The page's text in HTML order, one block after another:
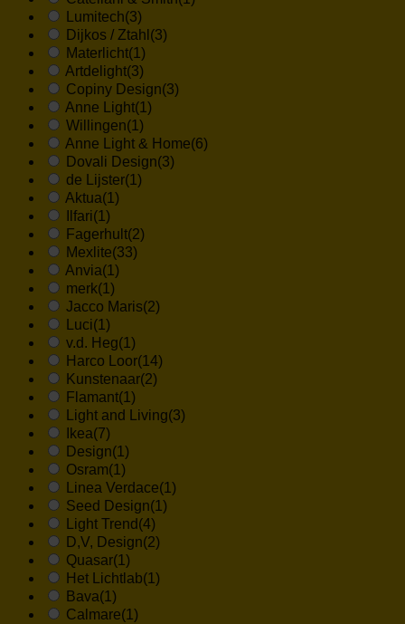
Lumitech(3)
Dijkos / Ztahl (3)
Materlicht(1)
Artdelight(3)
Copiny Design(3)
Anne Light(1)
Willingen(1)
Anne Light & Home(6)
Dovali Design(3)
de Lijster(1)
Aktua(1)
Ilfari(1)
Fagerhult(2)
Mexlite(33)
Anvia(1)
merk(1)
Jacco Maris(2)
Luci(1)
v.d. Heg(1)
Harco Loor(14)
Kunstenaar(2)
Flamant(1)
Light and Living(3)
Ikea(7)
Design(1)
Osram(1)
Linea Verdace(1)
Seed Design(1)
Light Trend (4)
D,V, Design(2)
Quasar(1)
Het Lichtlab(1)
Bava(1)
Calmare(1)